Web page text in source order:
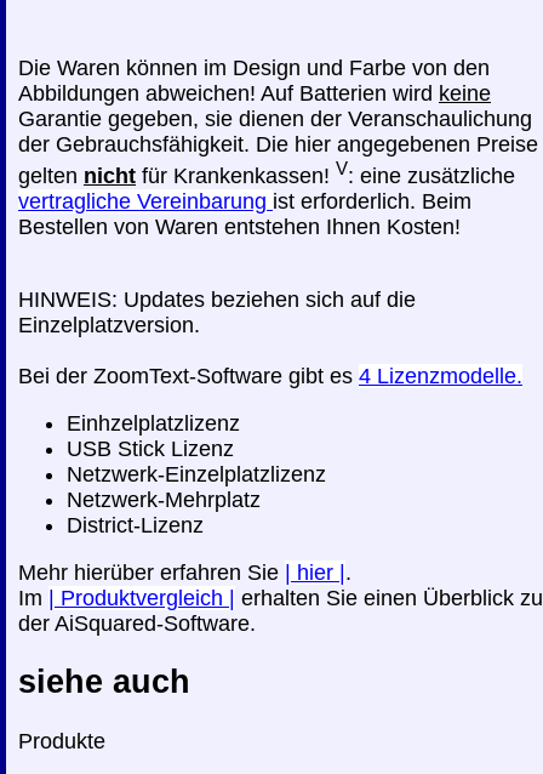
Die Waren können im Design und Farbe von den
Abbildungen abweichen! Auf Batterien wird keine
Garantie gegeben, sie dienen der Veranschaulichung
der Gebrauchsfähigkeit. Die hier angegebenen Preise
gelten nicht für Krankenkassen! V: eine zusätzliche
vertragliche Vereinbarung ist erforderlich. Beim
Bestellen von Waren entstehen Ihnen Kosten!
HINWEIS: Updates beziehen sich auf die
Einzelplatzversion.
Bei der ZoomText-Software gibt es 4 Lizenzmodelle.
Einhzelplatzlizenz
USB Stick Lizenz
Netzwerk-Einzelplatzlizenz
Netzwerk-Mehrplatz
District-Lizenz
Mehr hierüber erfahren Sie | hier |.
Im | Produktvergleich | erhalten Sie einen Überblick zu
der AiSquared-Software.
siehe auch
Produkte